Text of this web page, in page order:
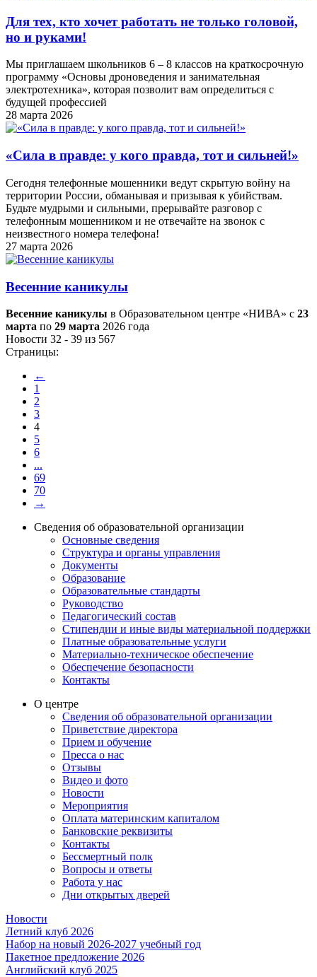
Для тех, кто хочет работать не только головой,
но и руками!
Мы приглашаем школьников 6 – 8 классов на краткосрочную
программу «Основы дроноведения и занимательная
электротехника», которая позволит вам определиться с
будущей профессией
28 марта 2026
«Cила в правде: у кого правда, тот и сильней!»
Сегодня телефонные мошенники ведут скрытую войну на
территории России, обманывая и призывая к убийствам.
Будьте мудрыми и сильными, прерывайте разговор с
телефонным мошенником и не отвечайте на звонок с
неизвестного номера телефона!
27 марта 2026
Весенние каникулы
Весенние каникулы в Образовательном центре «НИВА» с 23
марта по 29 марта 2026 года
Новости 32 - 39 из 567
Страницы:
←
1
2
3
4
5
6
...
69
70
→
Сведения об образовательной организации
Основные сведения
Структура и органы управления
Документы
Образование
Образовательные стандарты
Руководство
Педагогический состав
Стипендии и иные виды материальной поддержки
Платные образовательные услуги
Материально-техническое обеспечение
Обеспечение безопасности
Контакты
О центре
Сведения об образовательной организации
Приветствие директора
Прием и обучение
Пресса о нас
Отзывы
Видео и фото
Новости
Мероприятия
Оплата материнским капиталом
Банковские реквизиты
Контакты
Бессмертный полк
Вопросы и ответы
Работа у нас
Дни открытых дверей
Новости
Летний клуб 2026
Набор на новый 2026-2027 учебный год
Пакетное предложение 2026
Английский клуб 2025